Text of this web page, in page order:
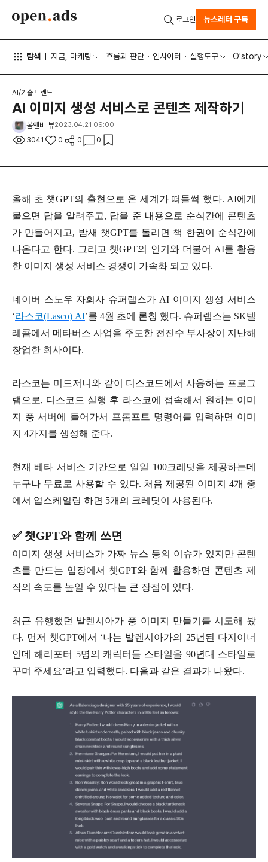
탐색 지금, 마케팅 흐름과 판단 인사이터 실행도구 O'story
로그인 뉴스레터 구독
AI/기술 트렌드
AI 이미지 생성 서비스로 콘텐츠 제작하기
봄앤비 뷰2023.04.21 09:00
3041 0 0 0
올해 초 챗GPT의 출현으로 온 세계가 떠들썩 했다. AI에게
물으면 답을 알려주고, 답을 준 내용으로 순식간에 콘텐츠
가 만들어지고, 밤새 챗GPT를 돌리면 책 한권이 순식간에
나온다고 한다. 그리고 챗GPT의 인기와 더불어 AI를 활용
한 이미지 생성 서비스 경쟁이 가속화 되고 있다.
네이버 스노우 자회사 슈퍼랩스가 AI 이미지 생성 서비스
‘라스코(Lasco) AI’를 4월 초에 론칭 했다. 슈퍼랩스는 SK텔
레콤에서 메타버스 사업을 주도한 전진수 부사장이 지난해
창업한 회사이다.
라스코는 미드저니와 같이 디스코드에서 사용하는 프로그
램으로, 디스코드 실행 후 라스코에 접속해서 원하는 이미
지 풍 서버에 들어가서 프롬프트 명령어를 입력하면 이미
지 4가지를 생성해 준다.
현재 베타 서비스 기간으로 일일 100크레딧을 제공하는데
누구나 무료로 사용할 수 있다. 처음 제공된 이미지 4개 중
에서 업스케일링 하면 5개의 크레딧이 사용된다.
✅ 챗GPT와 함께 쓰면
이미지 생성 서비스가 가짜 뉴스 등의 이슈가 있지만 콘텐
츠를 만드는 입장에서 챗GPT와 함께 활용하면 콘텐츠 제
작의 속도를 높일 수 있다는 큰 장점이 있다.
최근 유행했던 발렌시아가 풍 이미지 만들기를 시도해 봤
다. 먼저 챗GPT에서 ‘나는 발렌시아가의 25년된 다지이너
인데 해리포터 5명의 캐릭터들 스타일을 90년대 스타일로
꾸며 주세요’라고 입력했다. 다음과 같은 결과가 나왔다.